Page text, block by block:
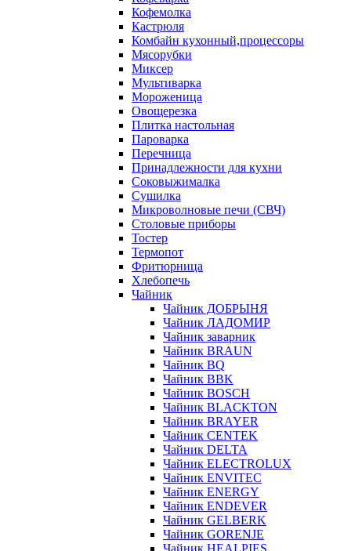
Кофемолка
Кастрюля
Комбайн кухонный,процессоры
Мясорубки
Миксер
Мультиварка
Мороженица
Овощерезка
Плитка настольная
Пароварка
Перечница
Принадлежности для кухни
Соковыжималка
Сушилка
Микроволновые печи (СВЧ)
Столовые приборы
Тостер
Термопот
Фритюрница
Хлебопечь
Чайник
Чайник ДОБРЫНЯ
Чайник ЛАДОМИР
Чайник заварник
Чайник BRAUN
Чайник BQ
Чайник BBK
Чайник BOSCH
Чайник BLACKTON
Чайник BRAYER
Чайник CENTEK
Чайник DELTA
Чайник ELECTROLUX
Чайник ENVITEC
Чайник ENERGY
Чайник ENDEVER
Чайник GELBERK
Чайник GORENJE
Чайник HEALPIES